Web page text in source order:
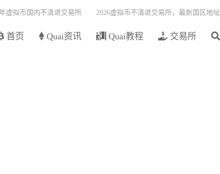
首页 Quai资讯 Quai教程 交易所
虚拟币国内不清退交易所 2026虚拟币不清退交易所，最新国区地址